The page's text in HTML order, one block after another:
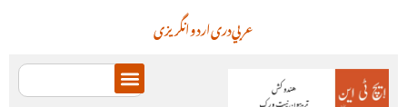
انگریزیاردودریعربي